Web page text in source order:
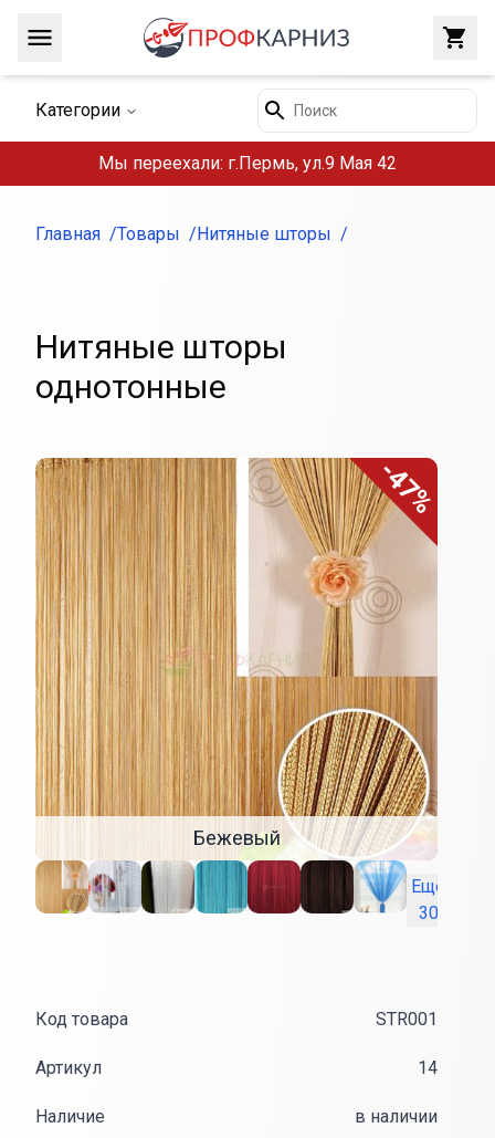
Навигация
Категории Поиск
Мы переехали: г.Пермь, ул.9 Мая 42
Главная Товары Нитяные шторы
Нитяные шторы
однотонные
Внешний вид -47%
Бежевый
Ещё
30
Код товара STR001
Артикул 14
Наличие в наличии